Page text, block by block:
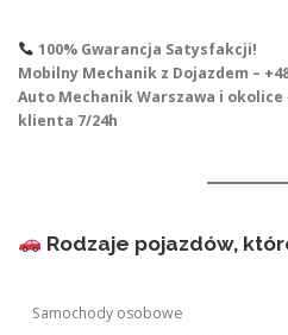
100% Gwarancja Satysfakcji!
Mobilny Mechanik z Dojazdem – +48
Auto Mechanik Warszawa i
klienta 7/24h
Rodzaje pojazdów,
Samochody osobowe